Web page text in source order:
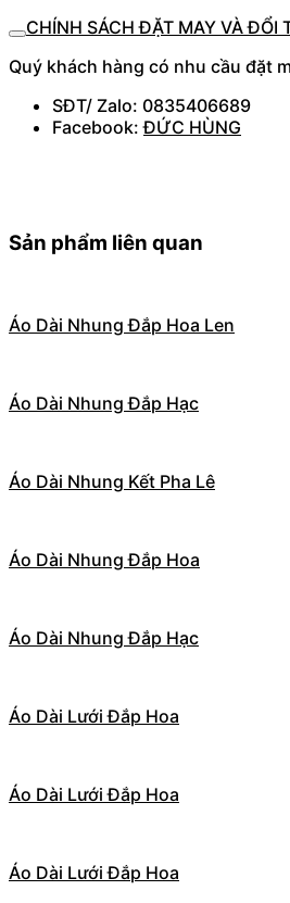
CHÍNH SÁCH ĐẶT MAY VÀ ĐỔI
Quý khách hàng có nhu cầu đặt
SĐT/ Zalo: 0835406689
Facebook:ĐỨC HÙNG
Sản phẩm liên quan
Áo Dài Nhung Đắp Hoa Len
Áo Dài Nhung Đắp Hạc
Áo Dài Nhung Kết Pha Lê
Áo Dài Nhung Đắp Hoa
Áo Dài Nhung Đắp Hạc
Áo Dài Lưới Đắp Hoa
Áo Dài Lưới Đắp Hoa
Áo Dài Lưới Đắp Hoa